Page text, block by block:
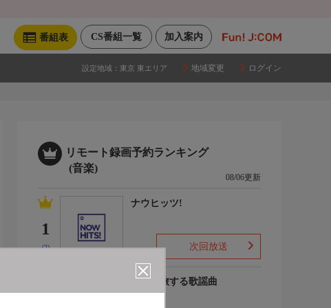
加入案内
CS番組一覧
番組表
設定地域： 東京 東エリア 地域変更 ログイン
リモート録画予約ランキング
(音楽)
08/06更新
1
(2)
ナウヒッツ!
次回放送
列車で旅する歌謡曲